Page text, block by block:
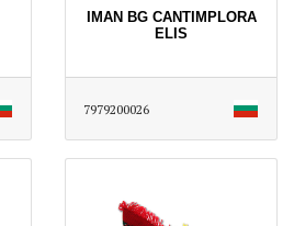
IMAN BG CANTIMPLORA
ELIS
7979200026